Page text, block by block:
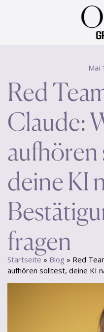
Mai
Red
Claude:
aufhören
deine KI
fragen
Startseite » Blog » Red
aufhören solltest, deine KI